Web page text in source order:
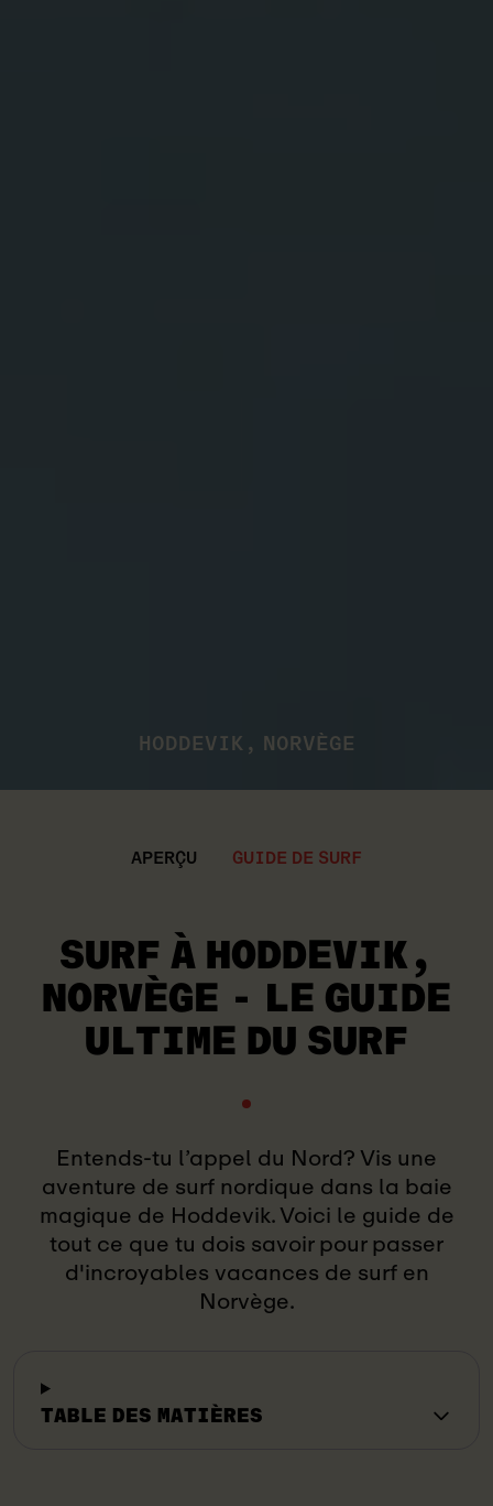
HODDEVIK, NORVÈGE
APERÇU GUIDE DE SURF
SURF À HODDEVIK,
NORVÈGE - LE GUIDE
ULTIME DU SURF
Entends-tu l’appel du Nord? Vis une
aventure de surf nordique dans la baie
magique de Hoddevik. Voici le guide de
tout ce que tu dois savoir pour passer
d'incroyables vacances de surf en
Norvège.
TABLE DES MATIÈRES